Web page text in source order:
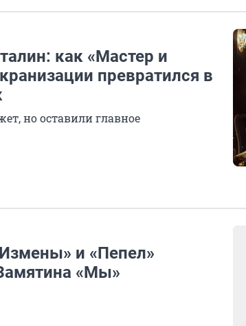
как «Мастер и
превратился в
но оставили главное
и «Пепел»
«Мы»